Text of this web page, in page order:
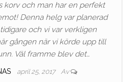
korv och man har en perfekt
Denna helg var planerad
och vi var verkligen
gången när vi körde upp till
Väl framme blev det…
april 25, 2017 Av